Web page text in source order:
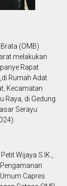
(OMB)
melakukan
Rapat
Rumah Adat
Kecamatan
Raya, di Gedung
Serayu
Wijaya S.IK.,
Capres